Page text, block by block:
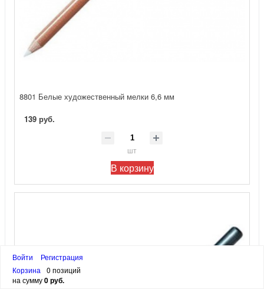
8801 Белые художественный мелки 6,6 мм
139 руб.
шт
В корзину
Войти
Регистрация
Корзина
0 позиций
на сумму0 руб.